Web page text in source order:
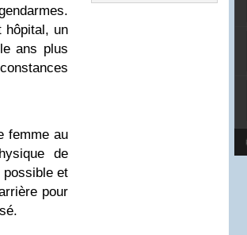
hôpital, un
ans plus
femme au
de
et
pour